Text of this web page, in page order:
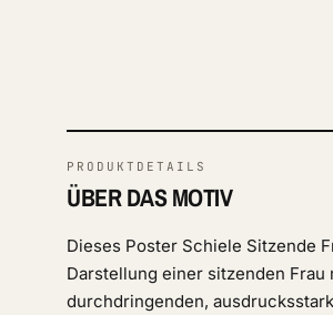
PRODUKTDETAILS
ÜBER DAS MOTIV
Dieses Poster Schiele Sitzende
Darstellung einer sitzenden
durchdringenden,